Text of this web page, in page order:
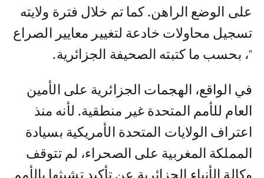
على الوضع الراهن. كما تم خلال فترة ولايته
تسجيل محاولات خادعة لتغيير معايير الصراع
"، بحسب ما كتبته الصحيفة الجزائرية.
في الواقع، الهجمات الجزائرية على الأمين
العام للأمم المتحدة غير منطقية. لأنه منذ
اعتراف الولايات المتحدة الأمريكية بسيادة
المملكة المغربية على الصحراء، لم تتوقف